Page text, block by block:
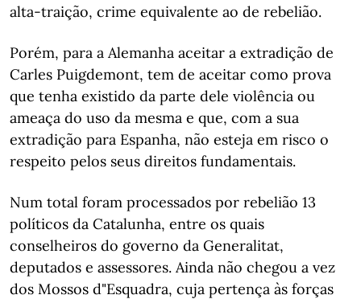
alta-traição, crime equivalente ao de rebelião.
Porém, para a Alemanha aceitar a extradição de
Carles Puigdemont, tem de aceitar como prova
que tenha existido da parte dele violência ou
ameaça do uso da mesma e que, com a sua
extradição para Espanha, não esteja em risco o
respeito pelos seus direitos fundamentais.
Num total foram processados por rebelião 13
políticos da Catalunha, entre os quais
conselheiros do governo da Generalitat,
deputados e assessores. Ainda não chegou a vez
dos Mossos d"Esquadra, cuja pertença às forças